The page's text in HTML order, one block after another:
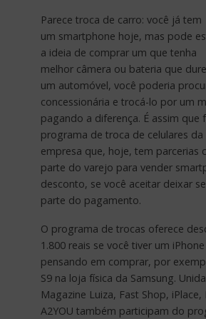
Parece troca de carro: você já tem
um smartphone hoje, mas pode
a ideia de comprar um que tenha
melhor câmera ou bateria que
um automóvel, você poderia
concessionária e trocá-lo por um
pagando a diferença. É assim que
programa de troca de celulares da
empresa que, hoje, tem parcerias
parte do varejo para vender
desconto, se você aceitar deixar
parte do pagamento.
O programa de trocas oferece
1.800 reais se você tiver um
pensando em comprar, por
S9 na loja física da Samsung.
Magazine Luiza, Fast Shop,
A2YOU também participam do